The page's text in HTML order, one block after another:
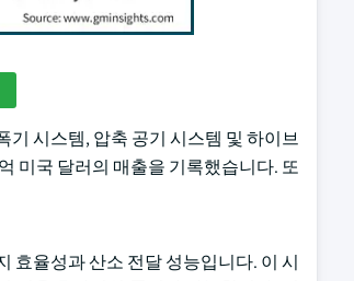
기 시스템, 압축 공기 시스템 및 하이브
미국 달러의 매출을 기록했습니다. 또
효율성과 산소 전달 성능입니다. 이 시